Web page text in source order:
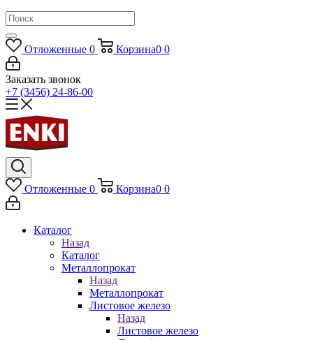
Отложенные 0 Корзина0 0
Заказать звонок
+7 (3456) 24-86-00
Отложенные 0 Корзина0 0
Каталог
Назад
Каталог
Металлопрокат
Назад
Металлопрокат
Листовое железо
Назад
Листовое железо